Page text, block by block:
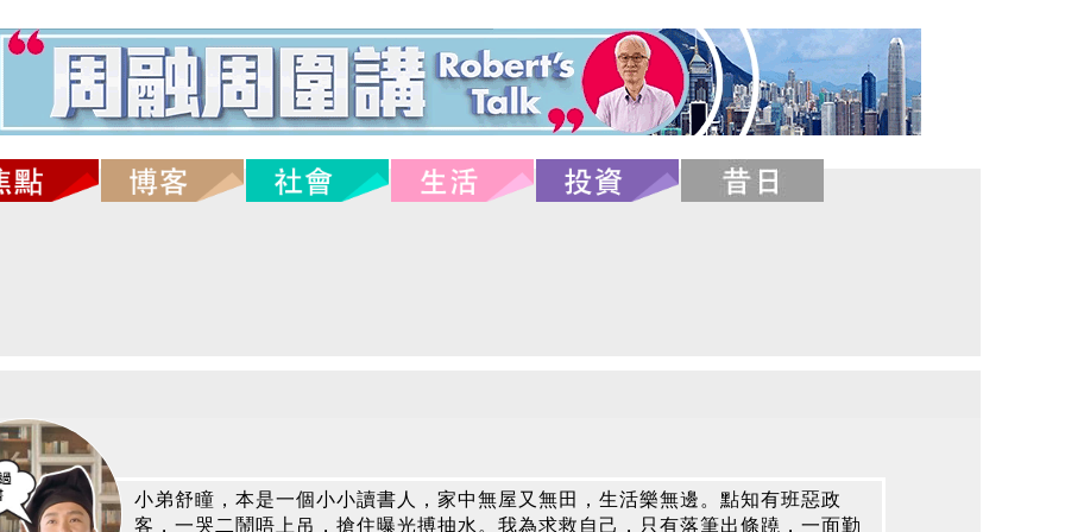
小弟舒瞳，本是一個小小讀書人，家中無屋又無田，生活樂無邊。點知有班惡政
客，一哭二鬧唔上吊，搶住曝光搏抽水。我為求救自己，只有落筆出條蹺，一面勤